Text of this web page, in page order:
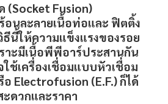
(Socket Fusion)
อนละลายเนื้อท่อและ ฟิตติ้ง
ธีนี้ให้ความแข็งแรงของรอย
าะมีเนื้อพีพีอาร์ประสานกัน
ช้เครื่องเชื่อมแบบหัวเชื่อม
Electrofusion (E.F.) ก็ได้
ดวกและราคา